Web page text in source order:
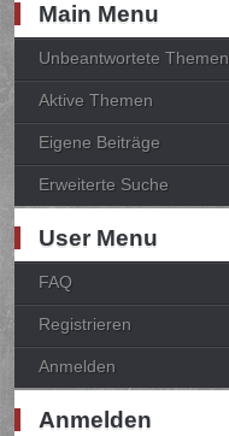
Main Menu
Unbeantwortete Themen
Aktive Themen
Eigene Beiträge
Erweiterte Suche
User Menu
FAQ
Registrieren
Anmelden
Anmelden